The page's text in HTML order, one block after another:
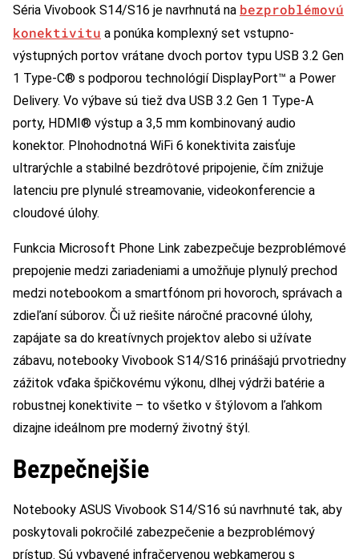
Séria Vivobook S14/S16 je navrhnutá na bezproblémovú
konektivitu a ponúka komplexný set vstupno-
výstupných portov vrátane dvoch portov typu USB 3.2 Gen
1 Type-C® s podporou technológií DisplayPort™ a Power
Delivery. Vo výbave sú tiež dva USB 3.2 Gen 1 Type-A
porty, HDMI® výstup a 3,5 mm kombinovaný audio
konektor. Plnohodnotná WiFi 6 konektivita zaisťuje
ultrarýchle a stabilné bezdrôtové pripojenie, čím znižuje
latenciu pre plynulé streamovanie, videokonferencie a
cloudové úlohy.
Funkcia Microsoft Phone Link zabezpečuje bezproblémové
prepojenie medzi zariadeniami a umožňuje plynulý prechod
medzi notebookom a smartfónom pri hovoroch, správach a
zdieľaní súborov. Či už riešite náročné pracovné úlohy,
zapájate sa do kreatívnych projektov alebo si užívate
zábavu, notebooky Vivobook S14/S16 prinášajú prvotriedny
zážitok vďaka špičkovému výkonu, dlhej výdrži batérie a
robustnej konektivite – to všetko v štýlovom a ľahkom
dizajne ideálnom pre moderný životný štýl.
Bezpečnejšie
Notebooky ASUS Vivobook S14/S16 sú navrhnuté tak, aby
poskytovali pokročilé zabezpečenie a bezproblémový
prístup. Sú vybavené infračervenou webkamerou s